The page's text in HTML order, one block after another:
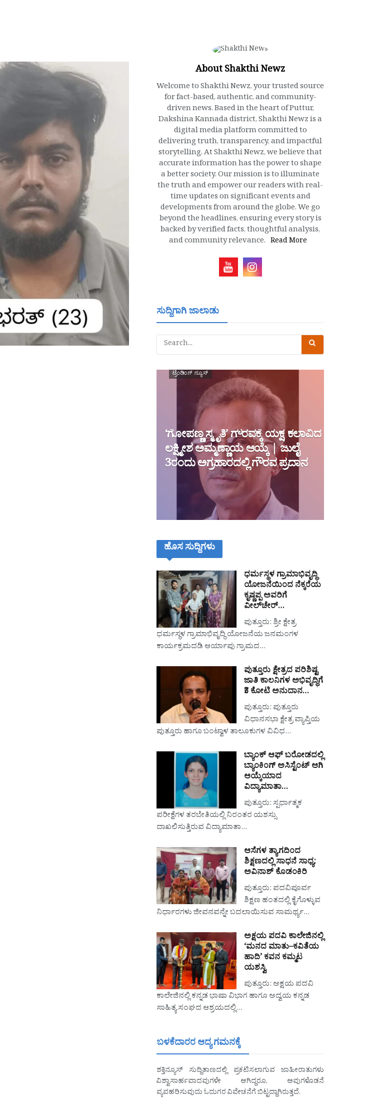
About Shakthi Newz
Welcome to Shakthi Newz, your trusted source
for fact-based, authentic, and community-
driven news. Based in the heart of Puttur,
Dakshina Kannada district, Shakthi Newz is a
digital media platform committed to
delivering truth, transparency, and impactful
storytelling. At Shakthi Newz, we believe that
accurate information has the power to shape
a better society. Our mission is to illuminate
the truth and empower our readers with real-
time updates on significant events and
developments from around the globe. We go
beyond the headlines, ensuring every story is
backed by verified facts, thoughtful analysis,
and community relevance. Read More
ಸುದ್ದಿಗಾಗಿ ಜಾಲಾಡು
ಟ್ರೆಂಡಿಂಗ್ ನ್ಯೂಸ್
‘ಗೋಪಣ್ಣ ಸ್ಮೃತಿ’ ಗೌರವಕ್ಕೆ ಯಕ್ಷ ಕಲಾವಿದ
ಲಕ್ಷ್ಮೀಶ ಅಮ್ಮಣ್ಣಾಯ ಆಯ್ಕೆ | ಜುಲೈ
3ರಂದು ಅಗ್ರಹಾರದಲ್ಲಿ ಗೌರವ ಪ್ರದಾನ
ಹೊಸ ಸುದ್ದಿಗಳು
ಧರ್ಮಸ್ಥಳ ಗ್ರಾಮಾಭಿವೃದ್ಧಿ
ಯೋಜನೆಯಿಂದ ನೆಕ್ಕರೆಯ
ಕೃಷ್ಣಪ್ಪ ಅವರಿಗೆ
ವೀಲ್‌ಚೇರ್…
ಪುತ್ತೂರು: ಶ್ರೀ ಕ್ಷೇತ್ರ
ಧರ್ಮಸ್ಥಳ ಗ್ರಾಮಾಭಿವೃದ್ಧಿ ಯೋಜನೆಯ ಜನಮಂಗಳ
ಕಾರ್ಯಕ್ರಮದಡಿ ಆರ್ಯಾಪು ಗ್ರಾಮದ…
ಪುತ್ತೂರು ಕ್ಷೇತ್ರದ ಪರಿಶಿಷ್ಟ
ಜಾತಿ ಕಾಲನಿಗಳ ಅಭಿವೃದ್ಧಿಗೆ
₹3 ಕೋಟಿ ಅನುದಾನ…
ಪುತ್ತೂರು: ಪುತ್ತೂರು
ವಿಧಾನಸಭಾ ಕ್ಷೇತ್ರ ವ್ಯಾಪ್ತಿಯ
ಪುತ್ತೂರು ಹಾಗೂ ಬಂಟ್ವಾಳ ತಾಲೂಕುಗಳ ವಿವಿಧ…
ಬ್ಯಾಂಕ್ ಆಫ್ ಬರೋಡದಲ್ಲಿ
ಬ್ಯಾಂಕಿಂಗ್ ಅಸಿಸ್ಟೆಂಟ್ ಆಗಿ
ಆಯ್ಕೆಯಾದ
ವಿದ್ಯಾಮಾತಾ…
ಪುತ್ತೂರು: ಸ್ಪರ್ಧಾತ್ಮಕ
ಪರೀಕ್ಷೆಗಳ ತರಬೇತಿಯಲ್ಲಿ ನಿರಂತರ ಯಶಸ್ಸು
ದಾಖಲಿಸುತ್ತಿರುವ ವಿದ್ಯಾಮಾತಾ…
ಆಸೆಗಳ ತ್ಯಾಗದಿಂದ
ಶಿಕ್ಷಣದಲ್ಲಿ ಸಾಧನೆ ಸಾಧ್ಯ:
ಅವಿನಾಶ್ ಕೊಡಂಕಿರಿ
ಪುತ್ತೂರು: ಪದವಿಪೂರ್ವ
ಶಿಕ್ಷಣ ಹಂತದಲ್ಲಿ ಕೈಗೊಳ್ಳುವ
ನಿರ್ಧಾರಗಳು ಜೀವನವನ್ನೇ ಬದಲಾಯಿಸುವ ಸಾಮರ್ಥ್ಯ…
ಅಕ್ಷಯ ಪದವಿ ಕಾಲೇಜಿನಲ್ಲಿ
‘ಮನದ ಮಾತು–ಕವಿತೆಯ
ಹಾದಿ’ ಕವನ ಕಮ್ಮಟ
ಯಶಸ್ವಿ
ಪುತ್ತೂರು: ಅಕ್ಷಯ ಪದವಿ
ಕಾಲೇಜಿನಲ್ಲಿ ಕನ್ನಡ ಭಾಷಾ ವಿಭಾಗ ಹಾಗೂ ಅದ್ವಯ ಕನ್ನಡ
ಸಾಹಿತ್ಯ ಸಂಘದ ಆಶ್ರಯದಲ್ಲಿ…
ಬಳಕೆದಾರರ ಆದ್ಯ ಗಮನಕ್ಕೆ
ಶಕ್ತಿನ್ಯೂಸ್ ಸುದ್ದಿತಾಣದಲ್ಲಿ ಪ್ರಕಟಿಸಲಾಗುವ ಜಾಹೀರಾತುಗಳು
ವಿಶ್ವಾಸಾರ್ಹವಾದವುಗಳೇ ಆಗಿದ್ದರೂ, ಅವುಗಳೊಡನೆ
ವ್ಯವಹರಿಸುವುದು ಓದುಗರ ವಿವೇಚನೆಗೆ ಬಿಟ್ಟದ್ದಾಗಿರುತ್ತದೆ.